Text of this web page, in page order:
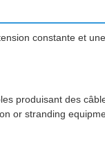
constante et
produisant des
or stranding